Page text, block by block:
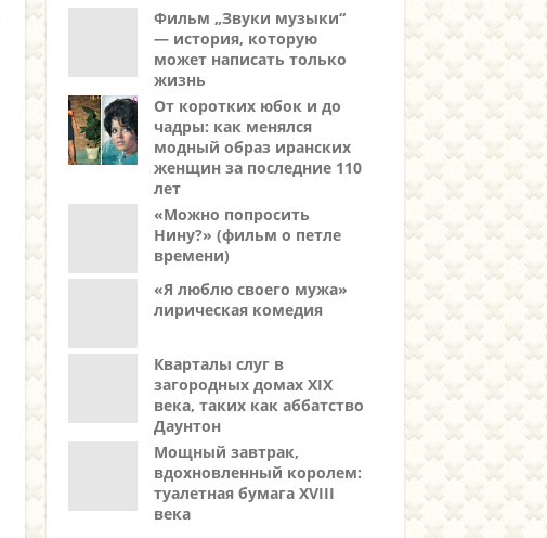
Фильм „Звуки музыки“
— история, которую
может написать только
жизнь
От коротких юбок и до
чадры: как менялся
модный образ иранских
женщин за последние 110
лет
«Можно попросить
Нину?» (фильм о петле
времени)
«Я люблю своего мужа»
лирическая комедия
Кварталы слуг в
загородных домах XIX
века, таких как аббатство
Даунтон
Мощный завтрак,
вдохновленный королем:
туалетная бумага XVIII
века